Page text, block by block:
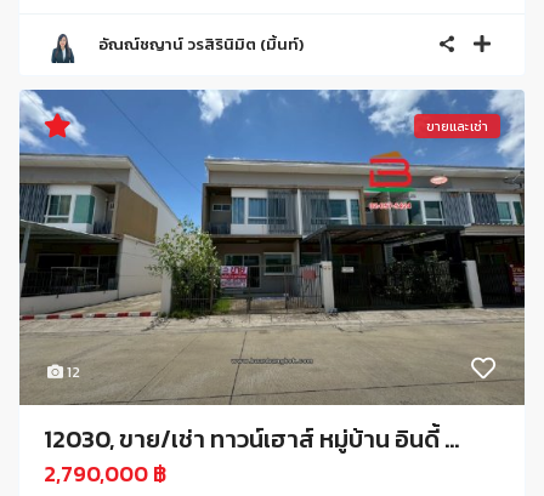
อัณณ์ชญาน์ วรสิรินิมิต (มิ้นท์)
12
ขายและเช่า
12030, ขาย/เช่า ทาวน์เฮาส์ หมู่บ้าน อินดี้ ...
2,790,000 ฿